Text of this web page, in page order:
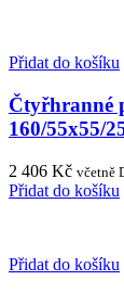
Přidat do košíku
Čtyřhranné
160/55x55/
2 406 Kč včetně
Přidat do košíku
Přidat do košíku